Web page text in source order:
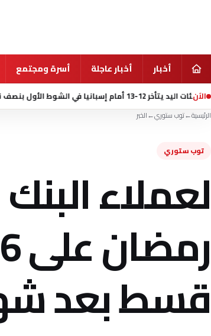
أخبار أخبار عاجلة أسرة ومجتمع
الآن
الرئيسية←توب ستوري←الخبر
توب ستوري
لعملاء
قسط بعد